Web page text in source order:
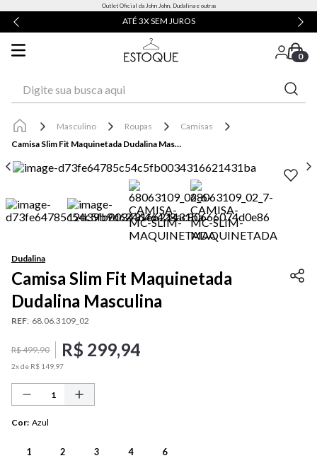
Outlet Oficial da John John, Dudalina e outras
ATÉ 3X SEM JUROS
0
Masculino Roupas
Camisas
Camisa Slim Fit Maquinetada Dudalina Masculina
Dudalina
Camisa Slim Fit Maquinetada
Dudalina Masculina
REF: 68.06.3109_02
R$499,90 R$ 299,94
2x de R$ 149 97
Cor: Azul
1 2 3 4 6